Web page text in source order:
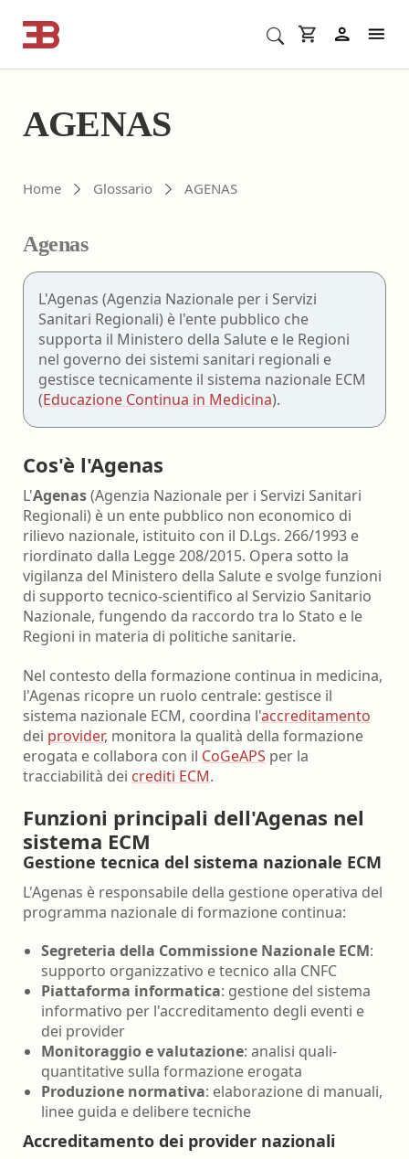
Cerca corsi ECM o altro
AGENAS
Home Glossario AGENAS
Agenas
L'Agenas (Agenzia Nazionale per i Servizi
Sanitari Regionali) è l'ente pubblico che
supporta il Ministero della Salute e le Regioni
nel governo dei sistemi sanitari regionali e
gestisce tecnicamente il sistema nazionale ECM
(Educazione Continua in Medicina).
Cos'è l'Agenas
L'Agenas(Agenzia Nazionale per i Servizi Sanitari
Regionali) è un ente pubblico non economico di
rilievo nazionale, istituito con il D.Lgs. 266/1993 e
riordinato dalla Legge 208/2015. Opera sotto la
vigilanza del Ministero della Salute e svolge funzioni
di supporto tecnico-scientifico al Servizio Sanitario
Nazionale, fungendo da raccordo tra lo Stato e le
Regioni in materia di politiche sanitarie.
Nel contesto della formazione continua in medicina,
l'Agenas ricopre un ruolo centrale: gestisce il
sistema nazionale ECM, coordina l'accreditamento
dei provider, monitora la qualità della formazione
erogata e collabora con il CoGeAPS per la
tracciabilità dei crediti ECM.
Funzioni principali dell'Agenas nel
sistema ECM
Gestione tecnica del sistema nazionale ECM
L'Agenas è responsabile della gestione operativa del
programma nazionale di formazione continua:
Segreteria della Commissione Nazionale ECM:
supporto organizzativo e tecnico alla CNFC
Piattaforma informatica: gestione del sistema
informativo per l'accreditamento degli eventi e
dei provider
Monitoraggio e valutazione: analisi quali-
quantitative sulla formazione erogata
Produzione normativa: elaborazione di manuali,
linee guida e delibere tecniche
Accreditamento dei provider nazionali